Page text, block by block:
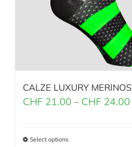
CALZE LUXURY MERINOS
CHF 21.00 – CHF 24.00
Select options